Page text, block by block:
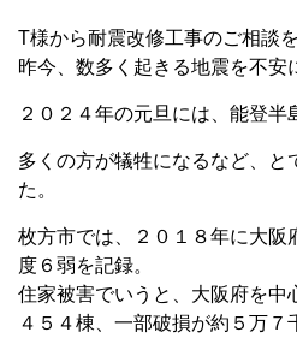
T様から耐震改修工事のご相談
昨今、数多く起きる地震を不安
２０２４年の元旦には、能登半
多くの方が犠牲になるなど、と
た。
枚方市では、２０１８年に大阪
度６弱を記録。
住家被害でいうと、大阪府を中
４５４棟、一部破損が約５万７